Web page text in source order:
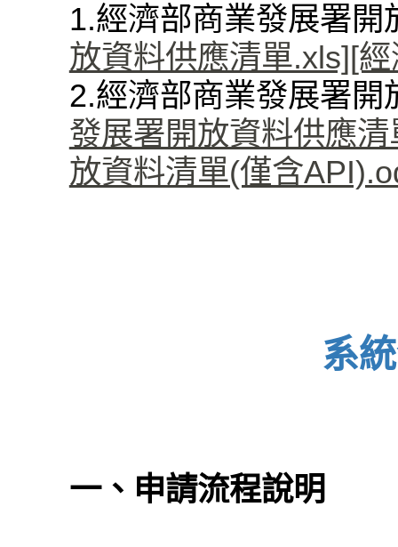
1.經濟部商業發展署開
放資料供應清單.xls][
2.經濟部商業發展署
發展署開放資料供應
放資料清單(僅含
系
一、申請流程說明